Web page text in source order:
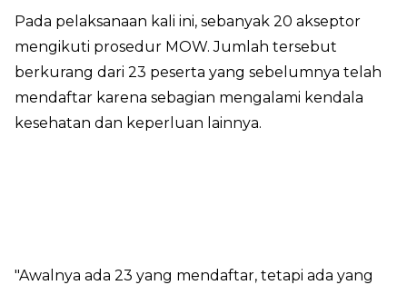
Pada pelaksanaan kali ini, sebanyak 20 akseptor
mengikuti prosedur MOW. Jumlah tersebut
berkurang dari 23 peserta yang sebelumnya telah
mendaftar karena sebagian mengalami kendala
kesehatan dan keperluan lainnya.
"Awalnya ada 23 yang mendaftar, tetapi ada yang